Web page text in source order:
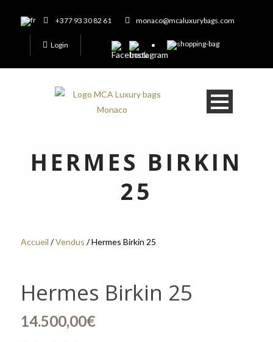
+377 93 30 82 61 monaco@mcaluxurybags.com
Login
HERMES BIRKIN
25
Accueil /Vendus / Hermes Birkin 25
Hermes Birkin 25
14.500,00€